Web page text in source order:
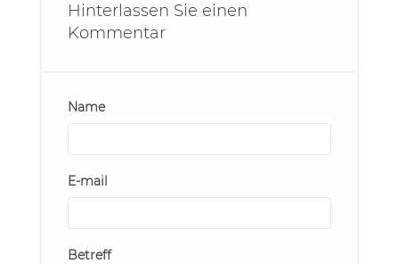
Hinterlassen Sie einen
Kommentar
Name
E-mail
Betreff